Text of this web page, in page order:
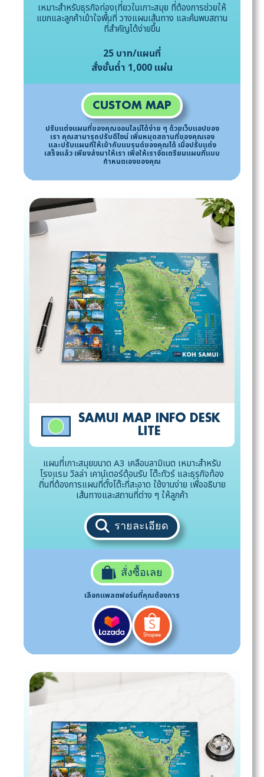
เหมาะสำหรับธุรกิจท่องเที่ยวในเกาะสมุย ที่ต้องการช่วยให้
แขกและลูกค้าเข้าใจพื้นที่ วางแผนเส้นทาง และค้นพบสถาน
ที่สำคัญได้ง่ายขึ้น
25 บาท/แผนที่
สั่งขั้นต่ำ 1,000 แผ่น
CUSTOM MAP
ปรับแต่งแผนที่ของคุณออนไลน์ได้ง่าย ๆ ด้วยเว็บแอปของ
เรา คุณสามารถปรับดีไซน์ เพิ่มหมุดสถานที่ของคุณเอง
และปรับแผนที่ให้เข้ากับแบรนด์ของคุณได้ เมื่อปรับแต่ง
เสร็จแล้ว เพียงส่งมาให้เรา เพื่อให้เราจัดเตรียมแผนที่แบบ
กำหนดเองของคุณ
SAMUI MAP INFO DESK
LITE
แผนที่เกาะสมุยขนาด A3 เคลือบลามิเนต เหมาะสำหรับ
โรงแรม วิลล่า เคาน์เตอร์ต้อนรับ โต๊ะทัวร์ และธุรกิจท้อง
ถิ่นที่ต้องการแผนที่ตั้งโต๊ะที่สะอาด ใช้งานง่าย เพื่ออธิบาย
เส้นทางและสถานที่ต่าง ๆ ให้ลูกค้า
รายละเอียด
สั่งซื้อเลย
เลือกแพลตฟอร์มที่คุณต้องการ